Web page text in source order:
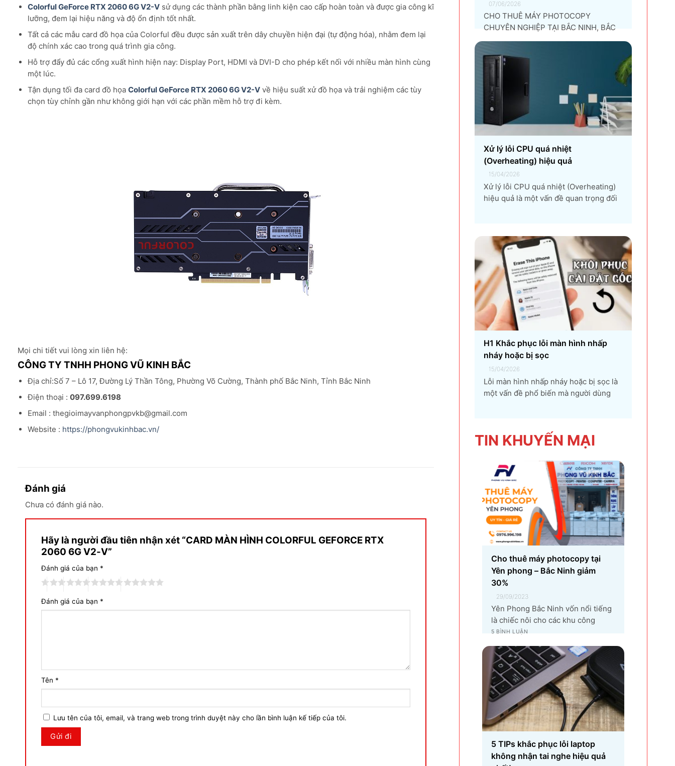
Colorful GeForce RTX 2060 6G V2-Vsử dụng các thành phần bằng linh kiện cao cấp hoàn toàn và được gia công kĩ
lưỡng, đem lại hiệu năng và độ ổn định tốt nhất.
Tất cả các mẫu card đồ họa của Colorful đều được sản xuất trên dây chuyền hiện đại (tự động hóa), nhằm đem lại
độ chính xác cao trong quá trình gia công.
Hỗ trợ đẩy đủ các cổng xuất hình hiện nay: Display Port, HDMI và DVI-D cho phép kết nối với nhiều màn hình cùng
một lúc.
Tận dụng tối đa card đồ họa Colorful GeForce RTX 2060 6G V2-Vvề hiệu suất xử đồ họa và trải nghiệm các tùy
chọn tùy chỉnh gần như không giới hạn với các phần mềm hỗ trợ đi kèm.
Mọi chi tiết vui lòng xin liên hệ:
CÔNG TY TNHH PHONG VŨ KINH BẮC
Địa chỉ:Số 7 – Lô 17, Đường Lý Thần Tông, Phường Võ Cường, Thành phố Bắc Ninh, Tỉnh Bắc Ninh
Điện thoại : 097.699.6198
Email : thegioimayvanphongpvkb@gmail.com
Website : https://phongvukinhbac.vn/
Đánh giá
Chưa có đánh giá nào.
Hãy là người đầu tiên nhận xét “CARD MÀN HÌNH COLORFUL GEFORCE RTX
2060 6G V2-V”
Đánh giá của bạn *
Đánh giá của bạn *
Tên *
Lưu tên của tôi, email, và trang web trong trình duyệt này cho lần bình luận kế tiếp của tôi.
07/06/2026
CHO THUÊ MÁY PHOTOCOPY
CHUYÊN NGHIỆP TẠI BẮC NINH, BẮC
GIANG, HẢI DƯƠNG, HƯNG YÊN, THÁI
photocopy tối ưu dành cho doanh
nghiệp Trong thời đại chuyển đổi số và
tối ưu chi phí vận hành, ngày càng
nhiều doanh nghiệp lựa chọn giải
pháp...
Xử lý lỗi CPU quá nhiệt
(Overheating) hiệu quả
15/04/2026
Xử lý lỗi CPU quá nhiệt (Overheating)
hiệu quả là một vấn đề quan trọng đối
không chỉ làm giảm hiệu suất máy tính,
gây ra...
H1 Khắc phục lỗi màn hình nhấp
nháy hoặc bị sọc
15/04/2026
Lỗi màn hình nhấp nháy hoặc bị sọc là
một vấn đề phổ biến mà người dùng
dụng và hiệu suất làm việc. Nguyên
TIN KHUYẾN MẠI
Cho thuê máy photocopy tại
Yên phong – Bắc Ninh giảm
30%
29/09/2023
Yên Phong Bắc Ninh vốn nổi tiếng
là chiếc nôi cho các khu công
nghiệp tại Bắc Ninh. 👉Với sự góp
cho hạng mục sản xuất linh kiện
điện tử khiến vùng đất Yên Phong
từ làng quê thuần nông nay trở
thành...
5 BÌNH LUẬN
5 TIPs khắc phục lỗi laptop
không nhận tai nghe hiệu quả